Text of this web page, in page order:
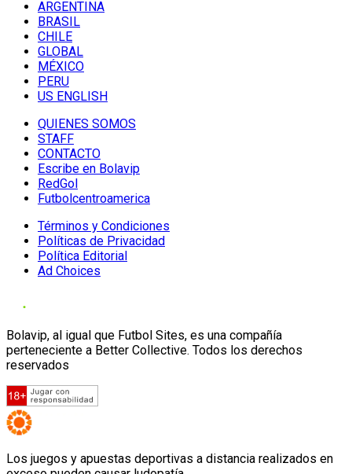
ARGENTINA
BRASIL
CHILE
GLOBAL
MÉXICO
PERU
US ENGLISH
QUIENES SOMOS
STAFF
CONTACTO
Escribe en Bolavip
RedGol
Futbolcentroamerica
Términos y Condiciones
Políticas de Privacidad
Política Editorial
Ad Choices
Bolavip, al igual que Futbol Sites, es una compañía
perteneciente a Better Collective. Todos los derechos
reservados
Los juegos y apuestas deportivas a distancia realizados en